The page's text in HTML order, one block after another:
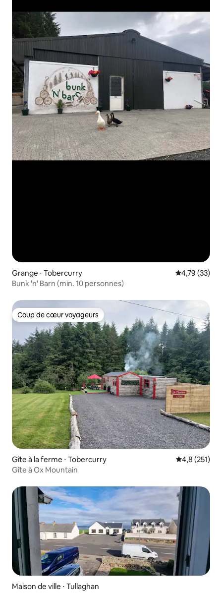
Grange ⋅ Tobercurry Évaluation
4,79 (33)
Bunk 'n' Barn (min. 10 personnes)
Coup de cœur voyageurs
Coup de cœur voyageurs
Gîte à la ferme ⋅ Tobercurry Évaluation
4,8 (251)
Gîte à Ox Mountain
Maison de ville ⋅ Tullaghan